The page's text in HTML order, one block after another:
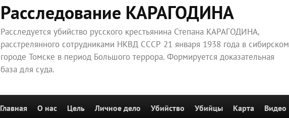
Расследование КАРАГОДИНА
Расследуется убийство русского крестьянина Степана КАРАГОДИНА,
расстрелянного сотрудниками НКВД СССР 21 января 1938 года в сибирском
городе Томске в период Большого террора. Формируется доказательная
база для суда.
Перейти к основному содержимому
Главная О нас Цель Личное дело Убийство Убийцы Карта Видео